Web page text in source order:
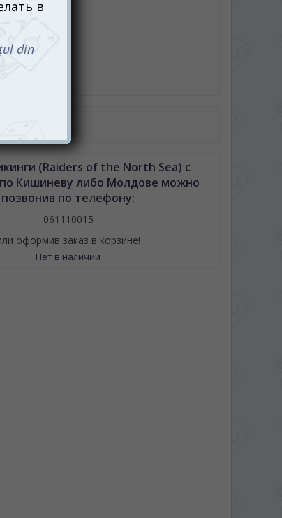
в PDF
(Raiders of the North Sea) с
Кишиневу либо Молдове можно
позвонив по телефону:
061110015
оформив заказ в корзине!
Нет в наличии